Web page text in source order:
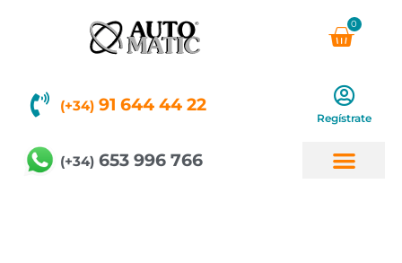
0
(+34) 91 644 44 22
Regístrate
(+34) 653 996 766